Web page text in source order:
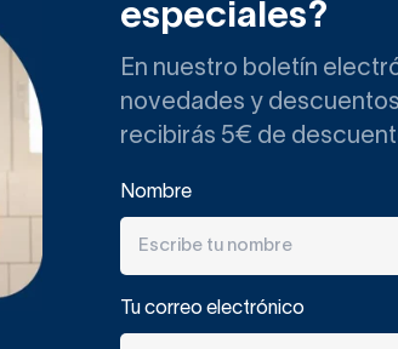
especiales?
En nuestro boletín
novedades y
recibirás 5€ de
Nombre
Tu correo electrónico